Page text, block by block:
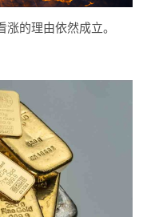
的理由依然成立。